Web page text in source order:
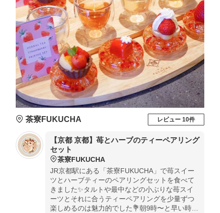
茶寮FUKUCHA レビュー 10件
【京都 京都】苺とハーブのティーペアリング
セット
茶寮FUKUCHA
JR京都駅にある「茶寮FUKUCHA」で苺スイー
ツとハーブティーのペアリングセットを食べて
きました✨タルトや最中などの小ぶりな苺スイ
ーツとそれに合うティーペアリングを少量ずつ
楽しめるのは魅力的でした💐朝9時〜と早い時間